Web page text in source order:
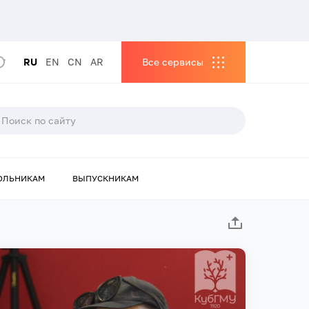
RU EN CN AR Все сервисы
ВЫПУСКНИКАМ